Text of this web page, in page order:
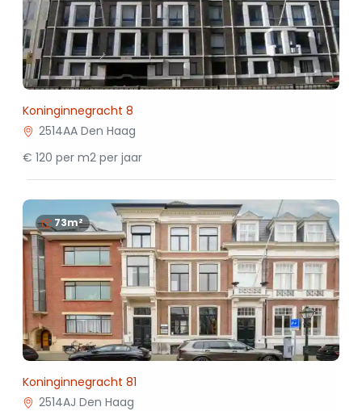
Koninginnegracht 8
2514AA Den Haag
€ 120 per m2 per jaar
73m²
Koninginnegracht 81
2514AJ Den Haag